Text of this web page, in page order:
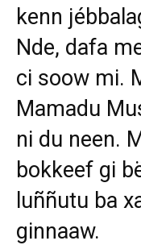
kenn
Nde, dafa
ci soow mi.
Mamadu
ni du neen.
bokkeef gi
luññutu ba
ginnaaw.